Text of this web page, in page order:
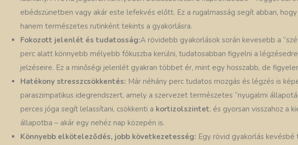
ebédszünetben vagy akár este lefekvés előtt. Ez a rugalmasság segít abban, hogy
hanem természetes rutinként tekints a gyakorlásra.
Fokozott jelenlét és tudatosság:A rövidebb gyakorlások során kevesebb a
perc alatt könnyebb mélyebb fókuszba kerülni, tudatosabban figyelni a
jelzéseire. Ez a minőségi jelenlét gyakran többet ér, mint egy hosszabb, de
Hatékony stresszcsökkentés: Már néhány perc tudatos mozgás és légzés is
paraszimpatikus idegrendszert, amely a szervezet természetes “nyugalmi
perces jóga segít lelassítani, csökkenti a kortizolszintet, és gyorsan visszahoz a
állapotba – akár egy nehéz nap közepén is.
Könnyebb elköteleződés, jobb következetesség: Egy rövid gyakorlás kevésbé